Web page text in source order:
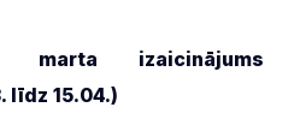
marta izaicinājums
līdz 15.04.)